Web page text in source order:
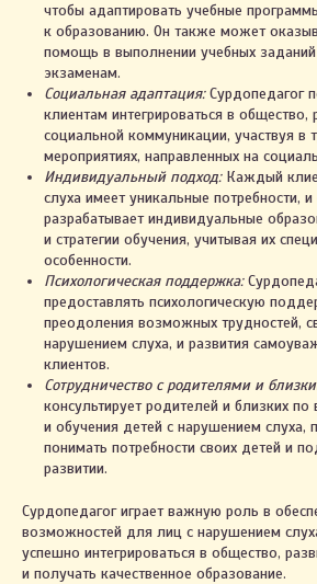
чтобы адаптировать учебные
к образованию. Он также может
помощь в выполнении учебных
экзаменам.
Социальная адаптация:Сурдопедагог
клиентам интегрироваться в общество,
социальной коммуникации, участвуя в
мероприятиях, направленных на
Индивидуальный подход:Каждый
слуха имеет уникальные потребности,
разрабатывает индивидуальные
и стратегии обучения, учитывая их
особенности.
Психологическая поддержка:
предоставлять психологическую
преодоления возможных трудностей,
нарушением слуха, и развития
клиентов.
Сотрудничество с родителями и
консультирует родителей и близких по
и обучения детей с нарушением слуха,
понимать потребности своих детей и
развитии.
Сурдопедагог играет важную роль в
возможностей для лиц с нарушением
успешно интегрироваться в общество,
и получать качественное образование.